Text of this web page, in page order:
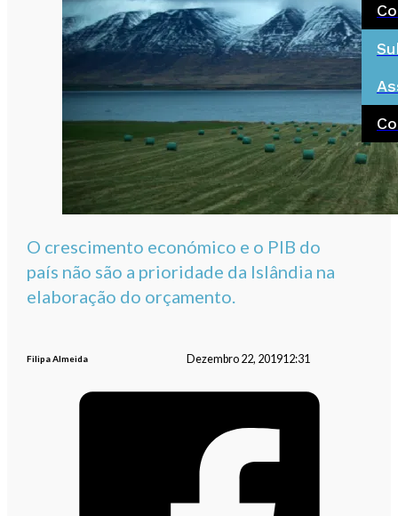
O crescimento económico e o PIB do
país não são a prioridade da Islândia na
elaboração do orçamento.
Filipa Almeida Dezembro 22, 201912:31